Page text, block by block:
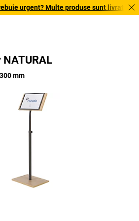
urgent? Multe produse sunt livrate în
mm